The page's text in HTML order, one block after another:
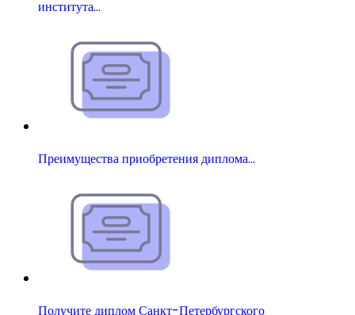
института…
Преимущества приобретения диплома…
Получите диплом Санкт-Петербургского